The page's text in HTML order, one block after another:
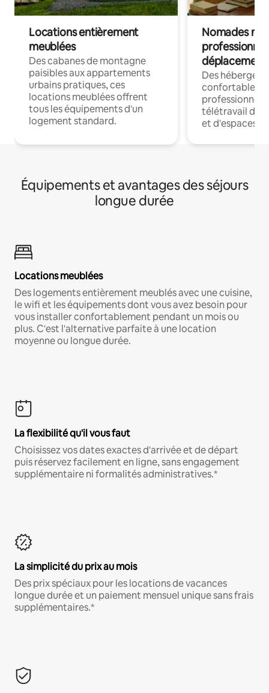
Locations entièrement
meublées
Des cabanes de montagne
paisibles aux appartements
urbains pratiques, ces
locations meublées offrent
tous les équipements d'un
logement standard.
Nomades
déplacement
Des
confortables
professionnels
télétravail
et d'espaces
Équipements et avantages des séjours
longue durée
Locations meublées
Des logements entièrement meublés avec une cuisine,
le wifi et les équipements dont vous avez besoin pour
vous installer confortablement pendant un mois ou
plus. C'est l'alternative parfaite à une location
moyenne ou longue durée.
La flexibilité qu'il vous faut
Choisissez vos dates exactes d'arrivée et de départ
puis réservez facilement en ligne, sans engagement
supplémentaire ni formalités administratives.*
La simplicité du prix au mois
Des prix spéciaux pour les locations de vacances
longue durée et un paiement mensuel unique sans frais
supplémentaires.*